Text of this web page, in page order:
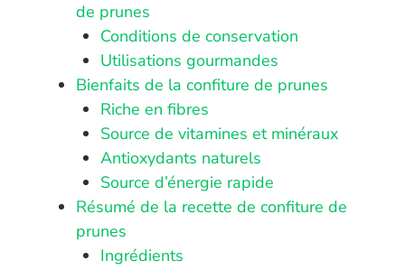
de prunes
Conditions de conservation
Utilisations gourmandes
Bienfaits de la confiture de prunes
Riche en fibres
Source de vitamines et minéraux
Antioxydants naturels
Source d’énergie rapide
Résumé de la recette de confiture de
prunes
Ingrédients